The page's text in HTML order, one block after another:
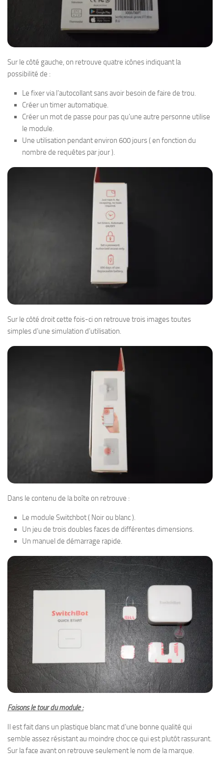
Sur le côté gauche, on retrouve quatre icônes indiquant la
possibilité de :
Le fixer via l’autocollant sans avoir besoin de faire de trou.
Créer un timer automatique.
Créer un mot de passe pour pas qu’une autre personne utilise
le module.
Une utilisation pendant environ 600 jours ( en fonction du
nombre de requêtes par jour ).
Sur le côté droit cette fois-ci on retrouve trois images toutes
simples d’une simulation d’utilisation.
Dans le contenu de la boîte on retrouve :
Le module Switchbot ( Noir ou blanc ).
Un jeu de trois doubles faces de différentes dimensions.
Un manuel de démarrage rapide.
Faisons le tour du module :
Il est fait dans un plastique blanc mat d’une bonne qualité qui
semble assez résistant au moindre choc ce qui est plutôt rassurant.
Sur la face avant on retrouve seulement le nom de la marque.